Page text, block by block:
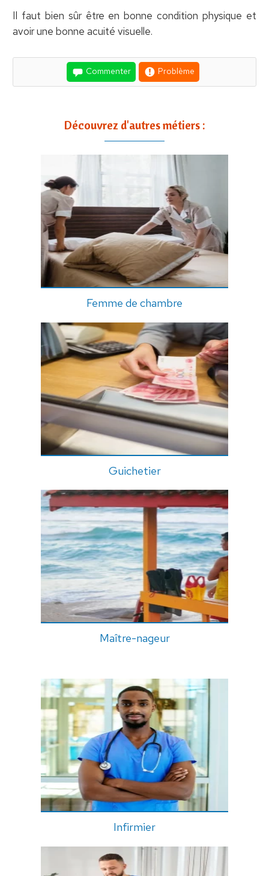
Il faut bien sûr être en bonne condition physique et
avoir une bonne acuité visuelle.
Commenter Problème
Découvrez d'autres métiers :
Femme de chambre
Guichetier
Maître-nageur
Infirmier